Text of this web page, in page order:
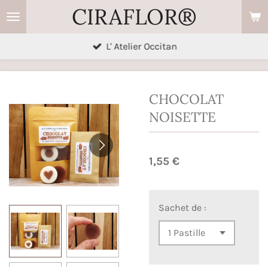
Passer
principal
CIRAFLOR®
L' Atelier Occitan
CHOCOLAT
NOISETTE
1,55 €
Sachet de :